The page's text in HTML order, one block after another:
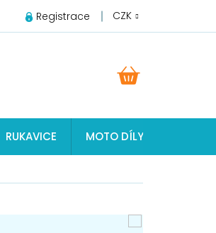
CZK
Registrace
RUKAVICE MOTO DÍLY JAWA, ČZ,